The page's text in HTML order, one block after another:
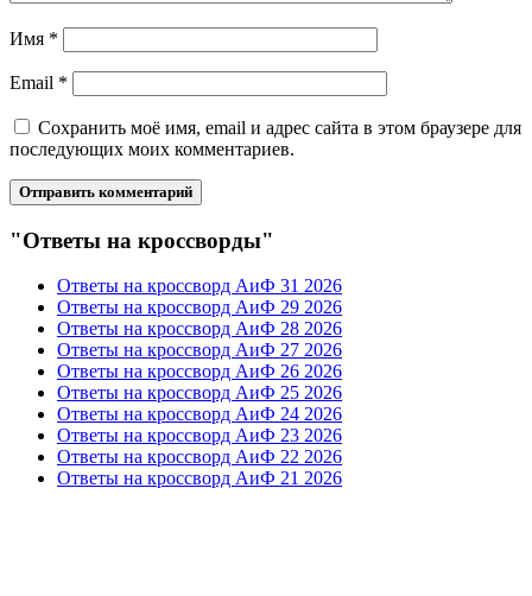
Имя *
Email *
Сохранить моё имя, email и адрес сайта в этом браузере для
последующих моих комментариев.
"Ответы на кроссворды"
Ответы на кроссворд АиФ 31 2026
Ответы на кроссворд АиФ 29 2026
Ответы на кроссворд АиФ 28 2026
Ответы на кроссворд АиФ 27 2026
Ответы на кроссворд АиФ 26 2026
Ответы на кроссворд АиФ 25 2026
Ответы на кроссворд АиФ 24 2026
Ответы на кроссворд АиФ 23 2026
Ответы на кроссворд АиФ 22 2026
Ответы на кроссворд АиФ 21 2026